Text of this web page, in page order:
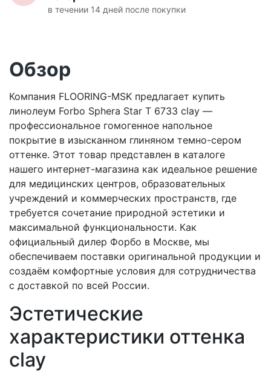
в течении 14 дней после покупки
Обзор
Компания FLOORING-MSK предлагает купить
линолеум Forbo Sphera Star T 6733 clay —
профессиональное гомогенное напольное
покрытие в изысканном глиняном темно-сером
оттенке. Этот товар представлен в каталоге
нашего интернет-магазина как идеальное решение
для медицинских центров, образовательных
учреждений и коммерческих пространств, где
требуется сочетание природной эстетики и
максимальной функциональности. Как
официальный дилер Форбо в Москве, мы
обеспечиваем поставки оригинальной продукции и
создаём комфортные условия для сотрудничества
с доставкой по всей России.
Эстетические
характеристики оттенка
clay